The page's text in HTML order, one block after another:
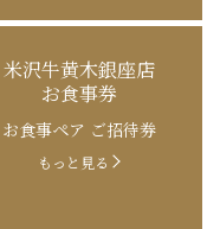
米沢牛黄木銀座店
お食事券
お食事ペア ご招待券
もっと見る